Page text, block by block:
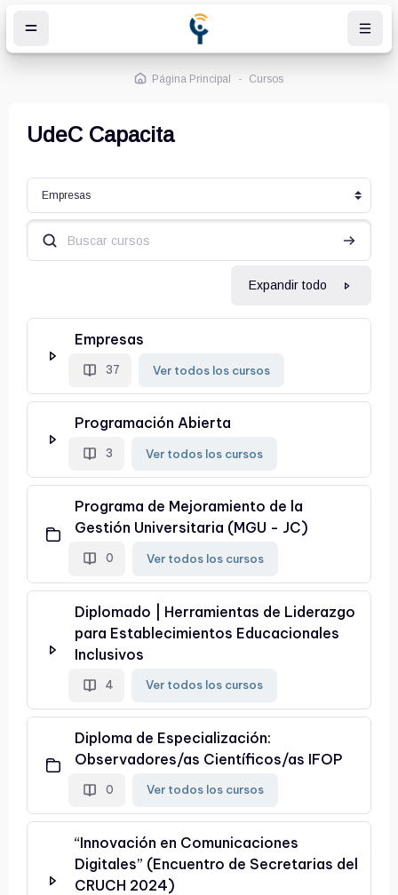
Página Principal Cursos
UdeC Capacita
Categorías
Buscar cursos Buscar
Expandir todo
Empresas
37 Ver todos los cursos
Programación Abierta
3 Ver todos los cursos
Programa de Mejoramiento de la
Gestión Universitaria (MGU - JC)
0 Ver todos los cursos
Diplomado | Herramientas de Liderazgo
para Establecimientos Educacionales
Inclusivos
4 Ver todos los cursos
Diploma de Especialización:
Observadores/as Científicos/as IFOP
0 Ver todos los cursos
“Innovación en Comunicaciones
Digitales” (Encuentro de Secretarias del
CRUCH 2024)